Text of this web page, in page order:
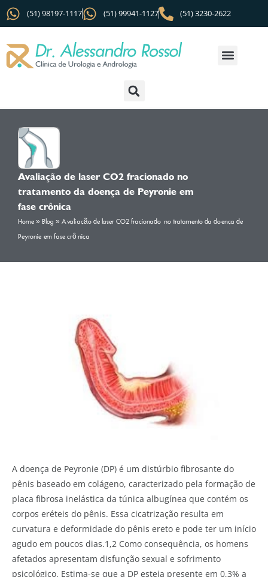
(51) 98197-1117 (51) 99941-1127 (51) 3230-2622
Avaliação de laser CO2 fracionado no
tratamento da doença de Peyronie em
fase crônica
Home » Blog » Avaliação de laser CO2 fracionado no tratamento da doença de
Peyronie em fase crônica
A doença de Peyronie (DP) é um distúrbio fibrosante do
pênis baseado em colágeno, caracterizado pela formação de
placa fibrosa inelástica da túnica albugínea que contém os
corpos eréteis do pênis. Essa cicatrização resulta em
curvatura e deformidade do pênis ereto e pode ter um início
agudo em poucos dias.1,2 Como consequência, os homens
afetados apresentam disfunção sexual e sofrimento
psicológico. Estima-se que a DP esteja presente em 0,3% a